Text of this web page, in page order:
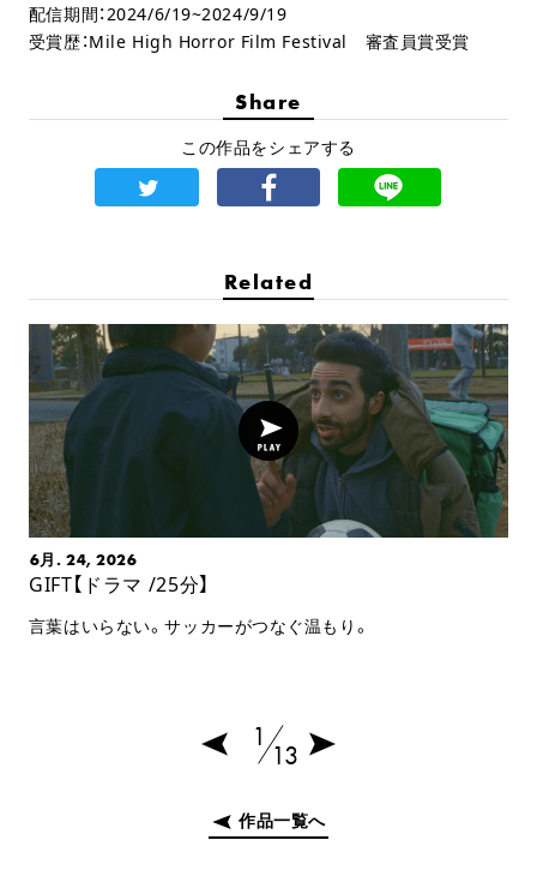
配信期間：2024/6/19~2024/9/19
受賞歴：Mile High Horror Film Festival 審査員賞受賞
Share
この作品をシェアする
Related
6月. 24, 2026
GIFT【ドラマ /25分】
言葉はいらない。サッカーがつなぐ温もり。
1
13
作品一覧へ